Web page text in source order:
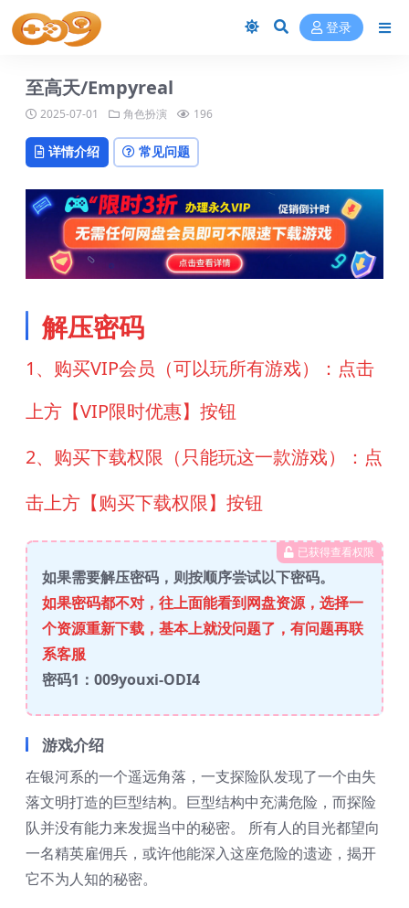
登录
至高天/Empyreal
2025-07-01 角色扮演 196
详情介绍 常见问题
解压密码
1、购买VIP会员（可以玩所有游戏）：点击
上方【VIP限时优惠】按钮
2、购买下载权限（只能玩这一款游戏）：点
击上方【购买下载权限】按钮
已获得查看权限
如果需要解压密码，则按顺序尝试以下密码。
如果密码都不对，往上面能看到网盘资源，选择一
个资源重新下载，基本上就没问题了，有问题再联
系客服
密码1：009youxi-ODI4
游戏介绍
在银河系的一个遥远角落，一支探险队发现了一个由失
落文明打造的巨型结构。巨型结构中充满危险，而探险
队并没有能力来发掘当中的秘密。 所有人的目光都望向
一名精英雇佣兵，或许他能深入这座危险的遗迹，揭开
它不为人知的秘密。